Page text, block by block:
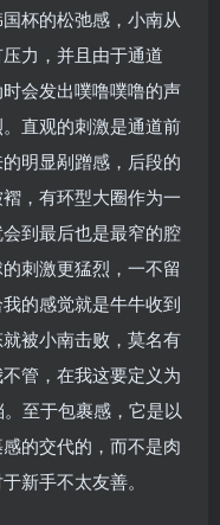
杯的松弛感，小南从
力，并且由于通道
会发出噗噜噗噜的声
直观的刺激是通道前
明显剐蹭感，后段的
，有环型大圈作为一
到最后也是最窄的腔
刺激更猛烈，一不留
的感觉就是牛牛收到
被小南击败，莫名有
管，在我这要定义为
至于包裹感，它是以
的交代的，而不是肉
新手不太友善。